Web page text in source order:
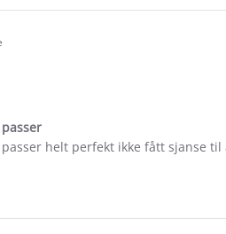
helt perfekt ikke fått sjanse